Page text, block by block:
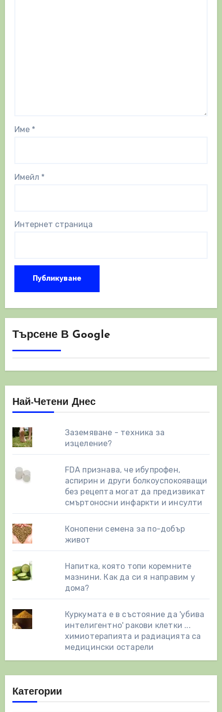
Име *
Имейл *
Интернет страница
Търсене В Google
Най-Четени Днес
Заземяване - техника за
изцеление?
FDA признава, че ибупрофен,
аспирин и други болкоуспокояващи
без рецепта могат да предизвикат
смъртоносни инфаркти и инсулти
Конопени семена за по-добър
живот
Напитка, която топи коремните
мазнини. Как да си я направим у
дома?
Куркумата е в състояние да 'убива
интелигентно' ракови клетки ...
химиотерапията и радиацията са
медицински остарели
Категории